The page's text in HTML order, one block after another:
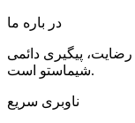
در باره ما
رضایت، پیگیری دائمی
شیماستو است.
ناوبری سریع